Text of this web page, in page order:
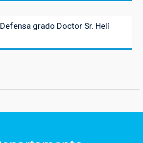
Entrada
siguiente:
Defensa grado Doctor Sr. Helí